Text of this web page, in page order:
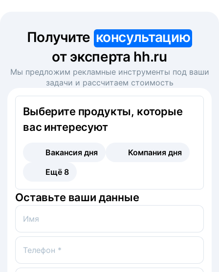
Получите консультацию
от эксперта hh.ru
Мы предложим рекламные инструменты под ваши
задачи и рассчитаем стоимость
Выберите продукты, которые
вас интересуют
Вакансия дня
Компания дня
Ещё 8
Оставьте ваши данные
Имя
Телефон *